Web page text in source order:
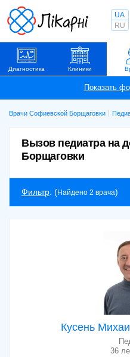
UA
RU
Диагностика Клиники
Врачи Софиевской Борщаговки
Вызов педиатра на
Борщаговки
Фильтр: (Найдено 2 врача)
Кусень
36